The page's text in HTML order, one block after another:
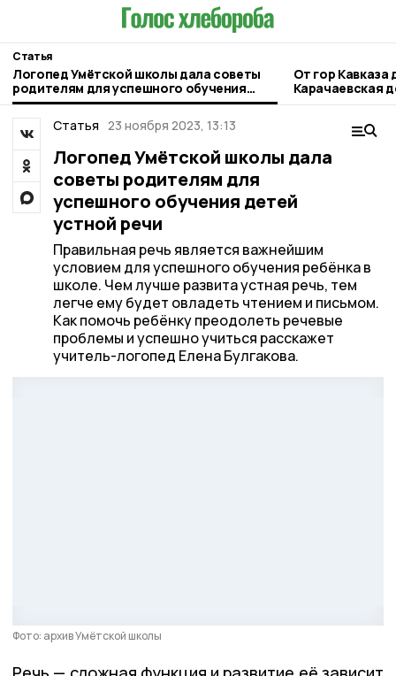
Статья
Логопед Умётской школы дала советы
родителям для успешного обучения
детей устной речи
От гор Кавказа
Карачаевская
судьбу в Умёте
Статья 23 ноября 2023, 13:13
Логопед Умётской школы дала
советы родителям для
успешного обучения детей
устной речи
Правильная речь является важнейшим
условием для успешного обучения ребёнка в
школе. Чем лучше развита устная речь, тем
легче ему будет овладеть чтением и письмом.
Как помочь ребёнку преодолеть речевые
проблемы и успешно учиться расскажет
учитель-логопед Елена Булгакова.
Фото: архив Умëтской школы